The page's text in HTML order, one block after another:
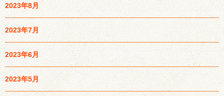
2023年8月
2023年7月
2023年6月
2023年5月